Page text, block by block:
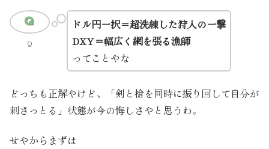
Q
ドル円一択＝超洗練した狩人の一撃
DXY＝幅広く網を張る漁師
ってことやな
どっちも正解やけど、「剣と槍を同時に振り回して自分が
刺さっとる」状態が今の悔しさやと思うわ。
せやからまずは